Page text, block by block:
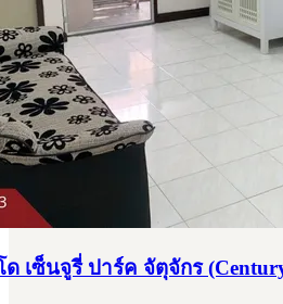
เซ็นจูรี่ ปาร์ค จัตุจักร